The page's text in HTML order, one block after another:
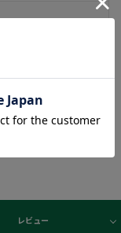
ある場合がございます
頭とは、一部販売価格お
レビュー